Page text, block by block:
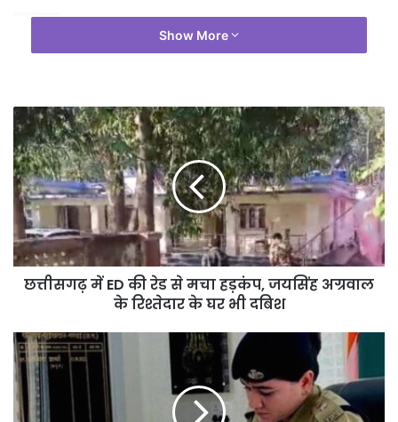
Tags
Show More
छत्तीसगढ़ में ED की रेड से मचा हड़कंप, जयसिंह अग्रवाल
के रिश्तेदार के घर भी दबिश